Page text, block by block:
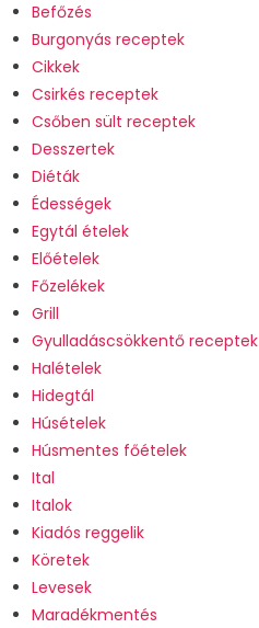
Befőzés
Burgonyás receptek
Cikkek
Csirkés receptek
Csőben sült receptek
Desszertek
Diéták
Édességek
Egytál ételek
Előételek
Főzelékek
Grill
Gyulladáscsökkentő receptek
Halételek
Hidegtál
Húsételek
Húsmentes főételek
Ital
Italok
Kiadós reggelik
Köretek
Levesek
Maradékmentés